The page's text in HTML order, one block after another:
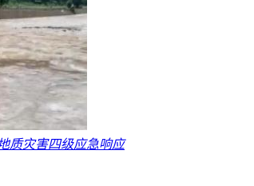
质灾害四级应急响应